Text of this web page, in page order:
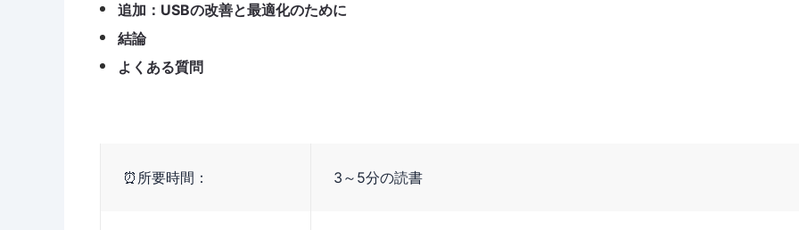
追加：USBの改善と最適化のために
結論
よくある質問
⏰所要時間： 3～5分の読書